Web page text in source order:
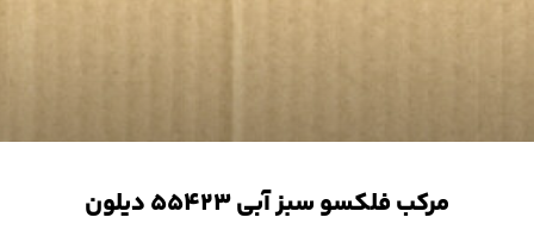
مرکب فلکسو سبز آبی ۵۵۴۲۳ دیلون